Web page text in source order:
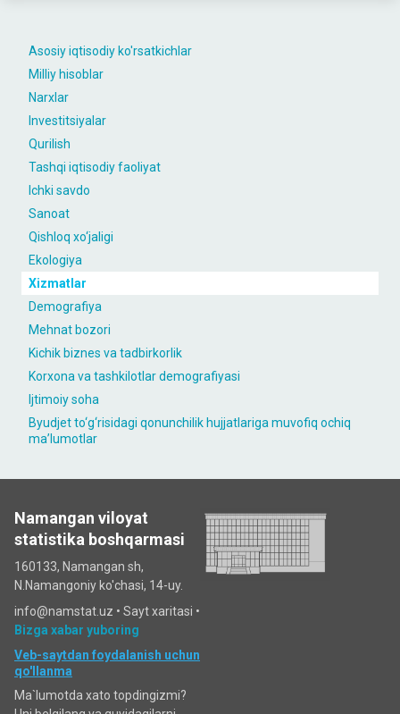
Asosiy iqtisodiy ko'rsatkichlar
Milliy hisoblar
Narxlar
Investitsiyalar
Qurilish
Tashqi iqtisodiy faoliyat
Ichki savdo
Sanoat
Qishloq xo‘jaligi
Ekologiya
Xizmatlar
Demografiya
Mehnat bozori
Kichik biznes va tadbirkorlik
Korxona va tashkilotlar demografiyasi
Ijtimoiy soha
Byudjet to‘g‘risidagi qonunchilik hujjatlariga muvofiq ochiq
maʼlumotlar
Namangan viloyat
statistika boshqarmasi
160133, Namangan sh,
N.Namangoniy ko'chasi, 14-uy.
info@namstat.uz • Sayt xaritasi •
Bizga xabar yuboring
Veb-saytdan foydalanish uchun
qo'llanma
Ma`lumotda xato topdingizmi?